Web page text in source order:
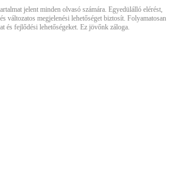
jelent minden olvasó számára. Egyedülálló elérést,
változatos megjelenési lehetőséget biztosít. Folyamatosan
és fejlődési lehetőségeket. Ez jövőnk záloga.